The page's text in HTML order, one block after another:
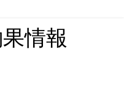
情報